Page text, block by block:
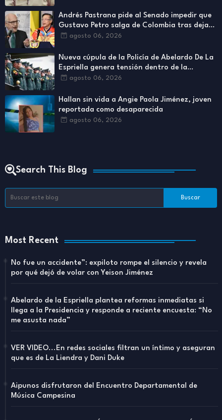
Andrés Pastrana pide al Senado impedir que
Gustavo Petro salga de Colombia tras dejar
la Presidencia
agosto 06, 2026
Nueva cúpula de la Policía de Abelardo De La
Espriella genera tensión dentro de la
institución
agosto 06, 2026
Hallan sin vida a Angie Paola Jiménez, joven
reportada como desaparecida
agosto 06, 2026
Search This Blog
Most Recent
No fue un accidente”: expiloto rompe el silencio y revela
por qué dejó de volar con Yeison Jiménez
Abelardo de la Espriella plantea reformas inmediatas si
llega a la Presidencia y responde a reciente encuesta: “No
me asusta nada”
VER VIDEO...En redes sociales filtran un íntimo y aseguran
que es de La Liendra y Dani Duke
Aipunos disfrutaron del Encuentro Departamental de
Música Campesina